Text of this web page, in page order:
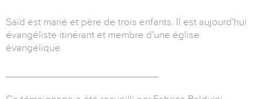
Saïd est marié et père de trois enfants. Il est aujourd'hui
évangéliste itinérant et membre d'une église
évangélique.